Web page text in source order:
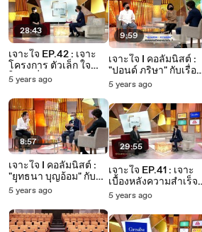
28:43
เจาะใจ EP.42 : เจาะ
โครงการ ตัวเล็ก ใจ
ใหญ่ เพื่อช่วยเหลือผู้
ลลนา [13 พ.ย. 64]
5 years ago
8:57
เจาะใจ I คอลัมนิสต์ :
"ยุทธนา บุญอ้อม" กับ
เรื่องราวที่เกินความ
พ.ย.64]
5 years ago
9:59
เจาะใจ I คอลัมนิสต์ :
"ปอนด์ ภริษา" กับเรื่อง
ของความสวย-ความ
อย่างไร [13 พ.ย.64]
5 years ago
29:55
เจาะใจ EP.41 : เจาะ
เบื้องหลังความสำเร็จ
ของ "สสส." กับ "ดร.สุ
พ.ย. 64]
5 years ago